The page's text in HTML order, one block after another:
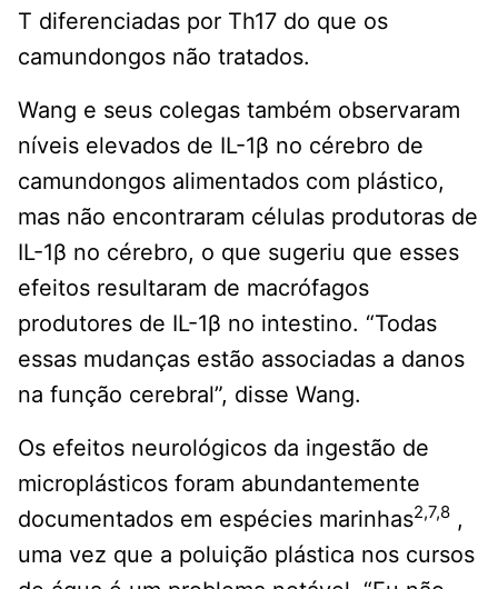
T diferenciadas por Th17 do que os
camundongos não tratados.
Wang e seus colegas também observaram
níveis elevados de IL-1β no cérebro de
camundongos alimentados com plástico,
mas não encontraram células produtoras de
IL-1β no cérebro, o que sugeriu que esses
efeitos resultaram de macrófagos
produtores de IL-1β no intestino. “Todas
essas mudanças estão associadas a danos
na função cerebral”, disse Wang.
Os efeitos neurológicos da ingestão de
microplásticos foram abundantemente
documentados em espécies marinhas2,7,8 ,
uma vez que a poluição plástica nos cursos